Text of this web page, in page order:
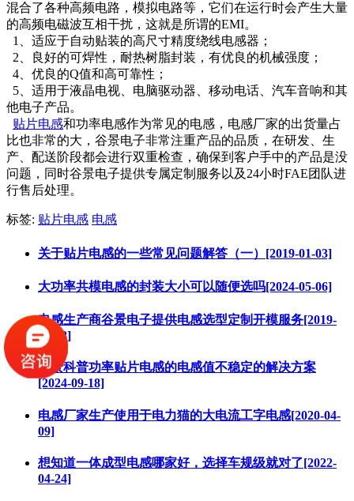
混合了各种高频电路，模拟电路等，它们在运行时会产生大量
的高频电磁波互相干扰，这就是所谓的EMI。
1、适应于自动贴装的高尺寸精度绕线电感器；
2、良好的可焊性，耐热树脂封装，有优良的机械强度；
4、优良的Q值和高可靠性；
5、适用于液晶电视、电脑驱动器、移动电话、汽车音响和其
他电子产品。
贴片电感和功率电感作为常见的电感，电感厂家的出货量占
比也非常的大，谷景电子非常注重产品的品质，在研发、生
产、配送阶段都会进行双重检查，确保到客户手中的产品是没
问题，同时谷景电子提供专属定制服务以及24小时FAE团队进
行售后处理。
标签: 贴片电感 电感
关于贴片电感的一些常见问题解答（一）[2019-01-03]
大功率共模电感的封装大小可以随便选吗[2024-05-06]
电感生产商谷景电子提供电感选型定制开模服务[2019-
09-18]
谷景科普功率贴片电感的电感值不稳定的解决方案
[2024-09-18]
电感厂家生产使用于电力猫的大电流工字电感[2020-04-
09]
想知道一体成型电感哪家好，选择车规级就对了[2022-
04-24]